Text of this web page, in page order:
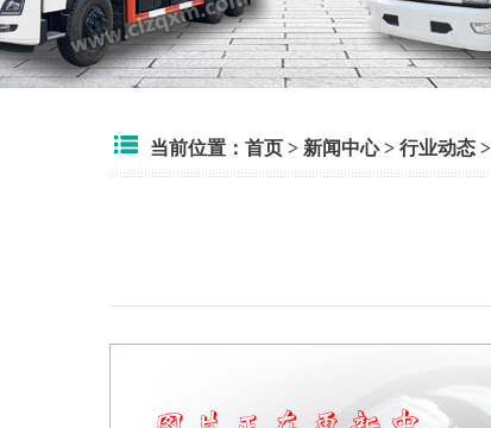
当前位置： 首页 > 新闻中心> 行业动态 >